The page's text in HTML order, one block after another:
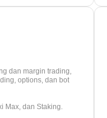
dan margin trading,
options, dan bot
Max, dan Staking.